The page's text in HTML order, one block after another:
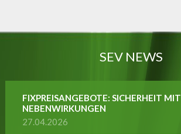
SEV NEWS
FIXPREISANGEBOTE: SICHERHEIT MIT
NEBENWIRKUNGEN
27.04.2026